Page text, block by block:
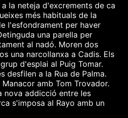
la neteja d'excrements de ca
més habituals de la
l'esfondrament per haver
una parella per
al nadó. Moren dos
una narcollanxa a Cadis. Els
d'esplai al Puig Tomar.
desfilen a la Rua de Palma.
amb Tom Trovador.
nova addicció entre les
s'imposa al Rayo amb un